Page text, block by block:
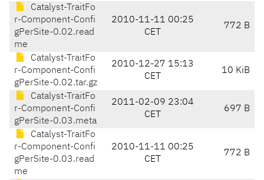
Catalyst-TraitFo
r-Component-Confi
gPerSite-0.02.read
me
2010-11-11 00:25
CET
772 B
Catalyst-TraitFo
r-Component-Confi
gPerSite-0.02.tar.gz
2010-12-27 15:13
CET
10 KiB
Catalyst-TraitFo
r-Component-Confi
gPerSite-0.03.meta
2011-02-09 23:04
CET
697 B
Catalyst-TraitFo
r-Component-Confi
gPerSite-0.03.read
me
2010-11-11 00:25
CET
772 B